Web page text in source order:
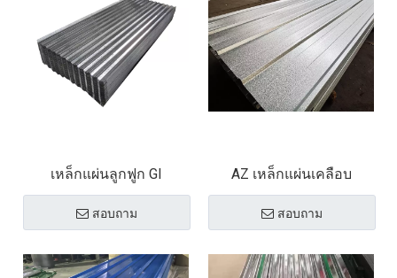
เหล็กแผ่นลูกฟูก GI
สอบถาม
AZ เหล็กแผ่นเคลือบ
สอบถาม